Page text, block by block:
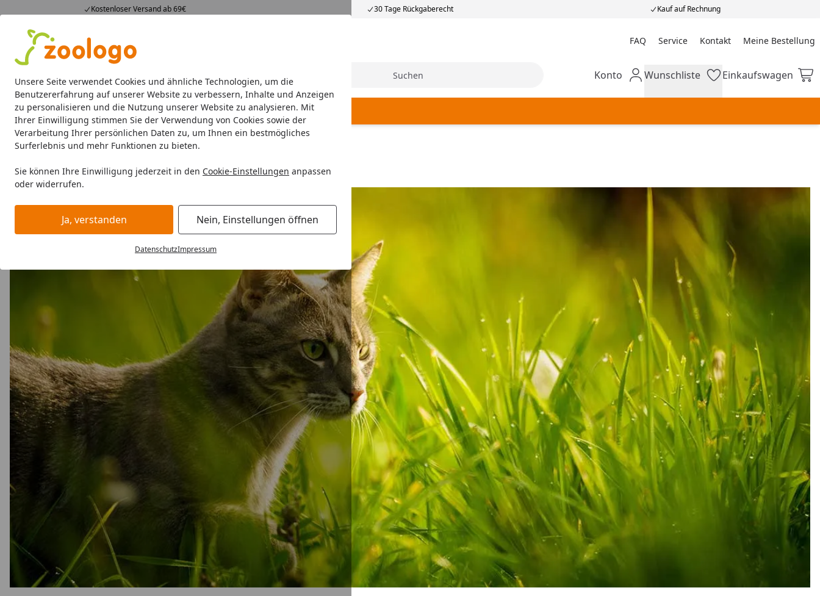
Unsere Seite verwendet Cookies und ähnliche Technologien, um die
Benutzererfahrung auf unserer Website zu verbessern, Inhalte und Anzeigen
zu personalisieren und die Nutzung unserer Website zu analysieren. Mit
Ihrer Einwilligung stimmen Sie der Verwendung von Cookies sowie der
Verarbeitung Ihrer persönlichen Daten zu, um Ihnen ein bestmögliches
Surferlebnis und mehr Funktionen zu bieten.
Sie können Ihre Einwilligung jederzeit in den Cookie-Einstellungen anpassen
oder widerrufen.
Ja, verstanden Nein, Einstellungen öffnen
DatenschutzImpressum
Kostenloser Versand ab 69€ 30 Tage Rückgaberecht Kauf auf Rechnung
4,74
23.587 Bewertungen FAQ Service Kontakt Meine Bestellung
Meine Bestellung
Alle Produkte
Alle Produkte Angebote Neuheiten Sommerhits Suche Mein Konto
Konto Wunschliste
Wunschliste Einkaufswagen
Einkaufswagen
SCHMUSY Katze Nassfutter Katze Snacks
Startseite
SCHMUSY
SCHMUSY